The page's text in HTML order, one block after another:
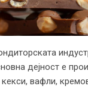
дејност е
вафли,